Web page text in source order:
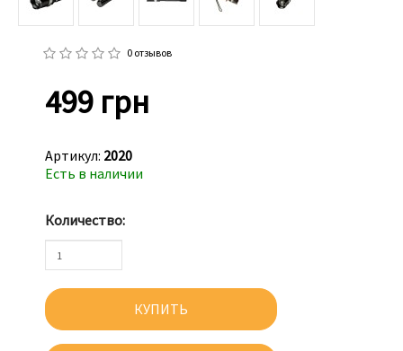
0 отзывов
499 грн
Артикул: 2020
Есть в наличии
Количество:
КУПИТЬ